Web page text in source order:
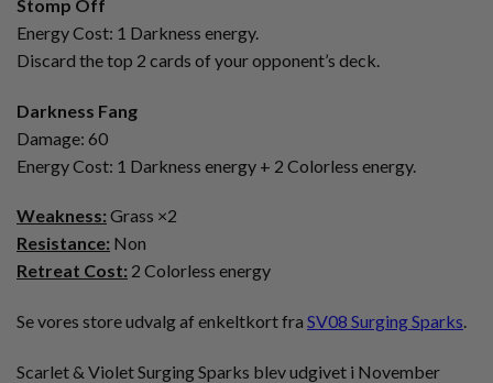
Stomp Off
Energy Cost: 1 Darkness energy.
Discard the top 2 cards of your opponent’s deck.
Darkness Fang
Damage: 60
Energy Cost: 1 Darkness energy + 2 Colorless energy.
Weakness: Grass ×2
Resistance: Non
Retreat Cost: 2 Colorless energy
Se vores store udvalg af enkeltkort fra SV08 Surging Sparks.
Scarlet & Violet Surging Sparks blev udgivet i November